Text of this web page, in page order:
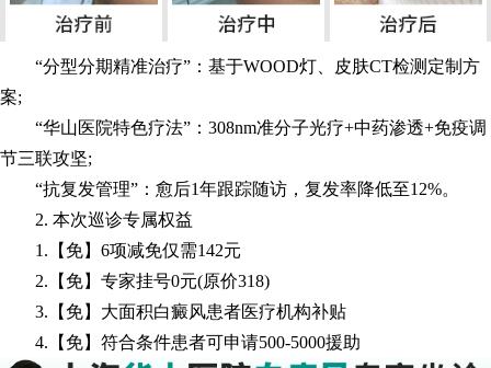
“分型分期精准治疗”：基于WOOD灯、皮肤CT检测定制方
案;
“华山医院特色疗法”：308nm准分子光疗+中药渗透+免疫调
节三联攻坚;
“抗复发管理”：愈后1年跟踪随访，复发率降低至12%。
2. 本次巡诊专属权益
1.【免】6项减免仅需142元
2.【免】专家挂号0元(原价318)
3.【免】大面积白癜风患者医疗机构补贴
4.【免】符合条件患者可申请500-5000援助